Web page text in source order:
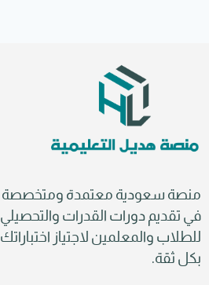
منصة سعودية معتمدة ومتخصصة
في تقديم دورات القدرات والتحصيلي
للطلاب والمعلمين لاجتياز اختباراتك
بكل ثقة.